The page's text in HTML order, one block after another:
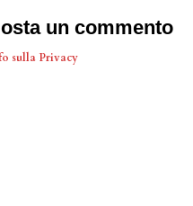
un commento
sulla Privacy